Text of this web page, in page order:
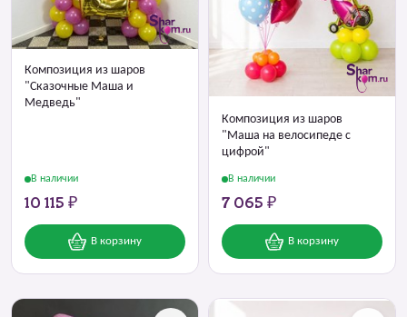
Композиция из шаров
"Сказочные Маша и
Медведь"
В наличии
10 115 ₽
В корзину
Композиция из шаров
"Маша на велосипеде с
цифрой"
В наличии
7 065 ₽
В корзину